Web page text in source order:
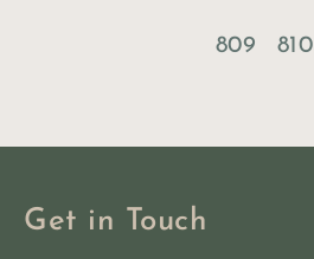
809 810
Get in Touch